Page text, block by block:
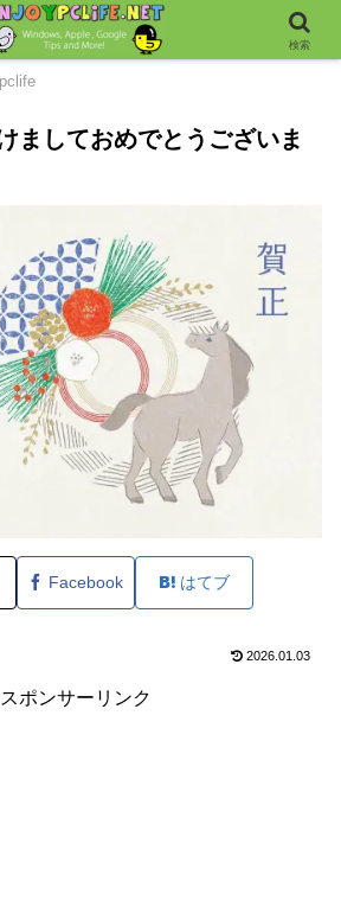
ましておめでとうございま
Facebook はてブ
2026.01.03
スポンサーリンク
検索